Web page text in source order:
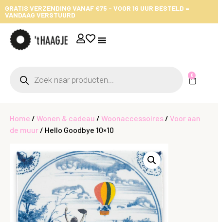
GRATIS VERZENDING VANAF €75 - VOOR 16 UUR BESTELD =
VANDAAG VERSTUURD
0
Home / Wonen & cadeau / Woonaccessoires / Voor aan
de muur / Hello Goodbye 10×10